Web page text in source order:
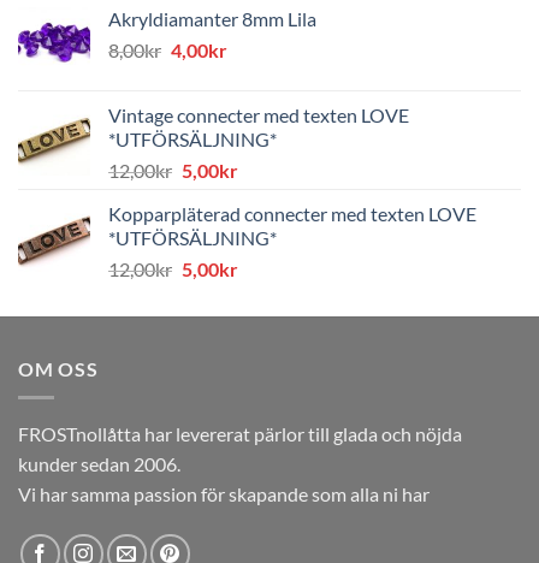
Akryldiamanter 8mm Lila
8,00kr Det
var:
8,00kr.
4,00krDet
är:
4,00kr.
Vintage connecter med texten LOVE
*UTFÖRSÄLJNING*
12,00kr Det
priset
var:
12,00kr.
5,00krDet
priset
är:
5,00kr.
Kopparpläterad connecter med texten LOVE
*UTFÖRSÄLJNING*
12,00kr Det
priset
5,00krDet
priset
OM OSS
FROSTnollåtta har levererat pärlor till glada och nöjda
kunder sedan 2006.
Vi har samma passion för skapande som alla ni har